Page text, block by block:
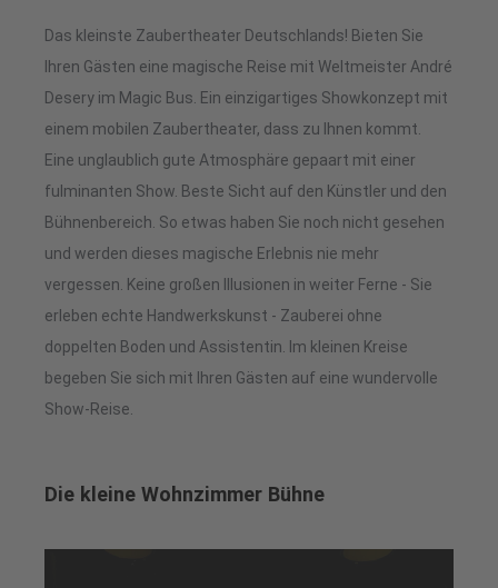
Das kleinste Zaubertheater Deutschlands! Bieten Sie
Ihren Gästen eine magische Reise mit Weltmeister André
Desery im Magic Bus. Ein einzigartiges Showkonzept mit
einem mobilen Zaubertheater, dass zu Ihnen kommt.
Eine unglaublich gute Atmosphäre gepaart mit einer
fulminanten Show. Beste Sicht auf den Künstler und den
Bühnenbereich. So etwas haben Sie noch nicht gesehen
und werden dieses magische Erlebnis nie mehr
vergessen. Keine großen Illusionen in weiter Ferne - Sie
erleben echte Handwerkskunst - Zauberei ohne
doppelten Boden und Assistentin. Im kleinen Kreise
begeben Sie sich mit Ihren Gästen auf eine wundervolle
Show-Reise.
Die kleine Wohnzimmer Bühne